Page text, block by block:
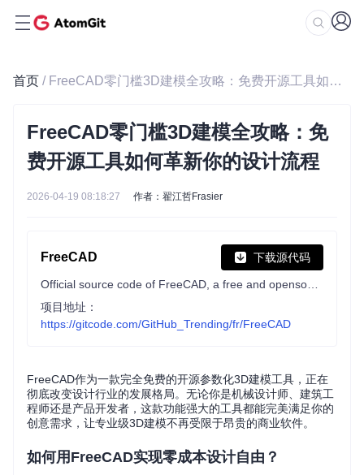
首页 / FreeCAD零门槛3D建模全攻略：免费开源工具如何革新你的设计流程
FreeCAD零门槛3D建模全攻略：免
费开源工具如何革新你的设计流程
2026-04-19 08:18:27 作者：翟江哲Frasier
FreeCAD 下载源代码
项目地址：
https://gitcode.com/GitHub_Trending/fr/FreeCAD
FreeCAD作为一款完全免费的开源参数化3D建模工具，正在
彻底改变设计行业的发展格局。无论你是机械设计师、建筑工
程师还是产品开发者，这款功能强大的工具都能完美满足你的
创意需求，让专业级3D建模不再受限于昂贵的商业软件。
如何用FreeCAD实现零成本设计自由？